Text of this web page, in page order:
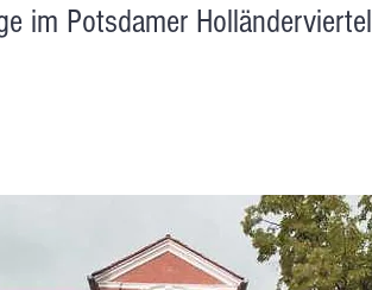
im Potsdamer Holländerviertel